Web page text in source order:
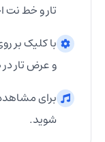
تارو خط نت
با کلیک بر
و عرضتار
برای
شوید.